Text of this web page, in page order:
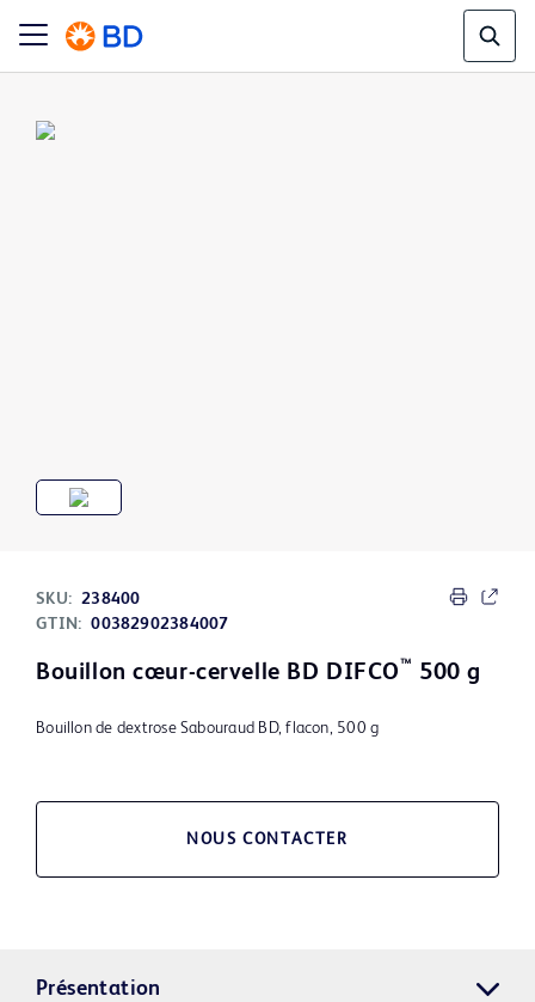
SKU: 238400
GTIN: 00382902384007
Bouillon cœur-cervelle BD DIFCO™ 500 g
Bouillon de dextrose Sabouraud BD, flacon, 500 g
NOUS CONTACTER
Présentation